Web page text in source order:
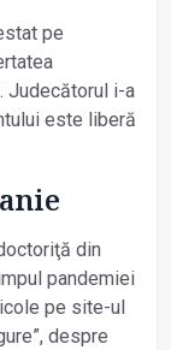
pe
Judecătorul i-a
este liberă
din
pandemiei
pe site-ul
despre